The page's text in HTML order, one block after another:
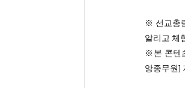
※ 선교총
알리고 체
※본 콘텐
앙종무원]